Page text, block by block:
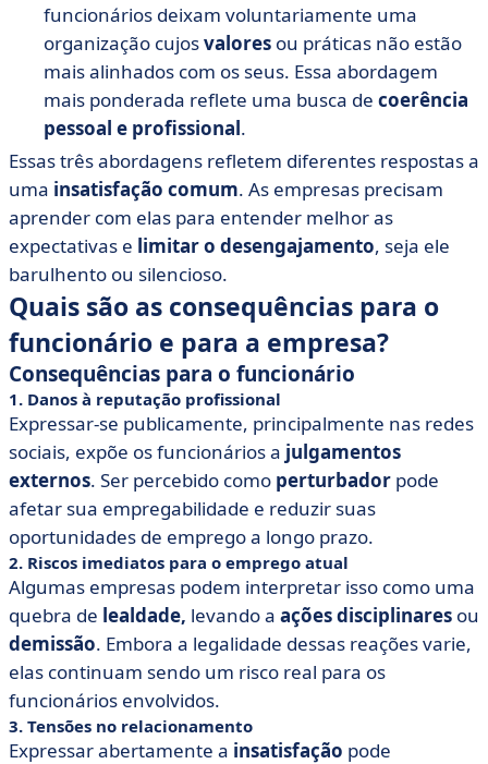
funcionários deixam voluntariamente uma
organização cujosvalores ou práticas não estão
mais alinhados com os seus. Essa abordagem
mais ponderada reflete uma busca de coerência
pessoal e profissional.
Essas três abordagens refletem diferentes respostas a
uma insatisfação comum. As empresas precisam
aprender com elas para entender melhor as
expectativas e limitar o desengajamento, seja ele
barulhento ou silencioso.
Quais são as consequências para o
funcionário e para a empresa?
Consequências para o funcionário
1. Danos à reputação profissional
Expressar-se publicamente, principalmente nas redes
sociais, expõe os funcionários a julgamentos
externos. Ser percebido como perturbador pode
afetar sua empregabilidade e reduzir suas
oportunidades de emprego a longo prazo.
2. Riscos imediatos para o emprego atual
Algumas empresas podem interpretar isso como uma
quebra de lealdade, levando a ações disciplinares ou
demissão. Embora a legalidade dessas reações varie,
elas continuam sendo um risco real para os
funcionários envolvidos.
3. Tensões no relacionamento
Expressar abertamente a insatisfação pode